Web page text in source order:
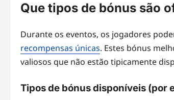
Que tipos de bónus são
Durante os eventos, os jogadores
recompensas únicas. Estes bónus
valiosos que não estão tipicamente
Tipos de bónus disponíveis (por